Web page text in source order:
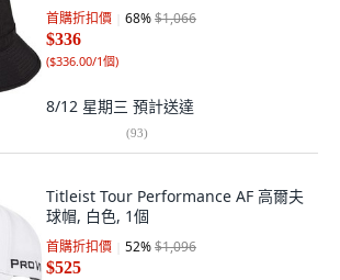
首購折扣價 68%$1,066
$336
($336.00/1個)
8/12 星期三 預計送達
(93)
Titleist Tour Performance AF 高爾夫
球帽, 白色, 1個
首購折扣價 52%$1,096
$525